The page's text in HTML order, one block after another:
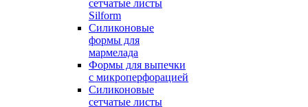
сетчатые листы
Silform
Силиконовые
формы для
мармелада
Формы для выпечки
с микроперфорацией
Силиконовые
сетчатые листы